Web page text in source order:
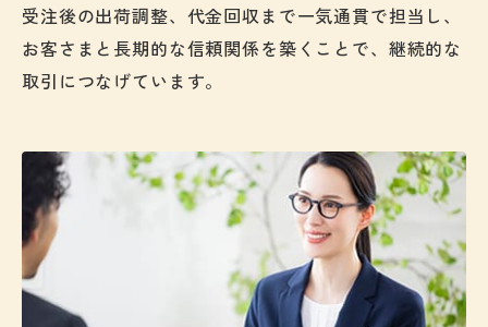
受注後の出荷調整、代金回収まで一気通貫で担当し、
お客さまと長期的な信頼関係を築くことで、継続的な
取引につなげています。